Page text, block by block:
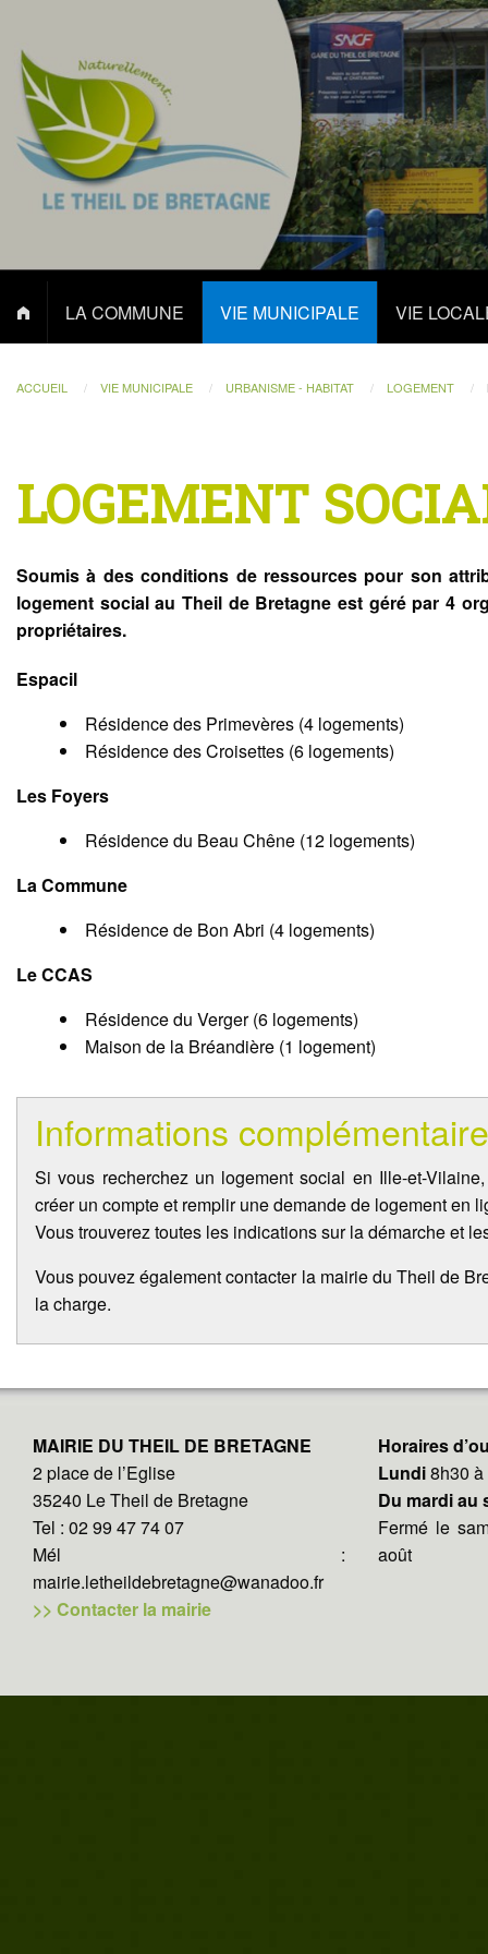
LA COMMUNE VIE MUNICIPALE VIE
ACCUEIL VIE MUNICIPALE URBANISME - HABITAT LOGEMENT
LOGEMENT
Soumis à des conditions de ressources pour son
logement social au Theil de Bretagne est géré par 4
propriétaires.
Espacil
Résidence des Primevères (4 logements)
Résidence des Croisettes (6 logements)
Les Foyers
Résidence du Beau Chêne (12 logements)
La Commune
Résidence de Bon Abri (4 logements)
Le CCAS
Résidence du Verger (6 logements)
Maison de la Bréandière (1 logement)
Informations
Si vous recherchez un logement social en Ille-et-
créer un compte et remplir une demande de logement en
Vous trouverez toutes les indications sur la démarche et
Vous pouvez également contacter la mairie du Theil de
la charge.
MAIRIE DU THEIL DE BRETAGNE
2 place de l’Eglise
35240 Le Theil de Bretagne
Tel : 02 99 47 74 07
Mél :
mairie.letheildebretagne@wanadoo.fr
>> Contacter la mairie
Horaires
Lundi8h30
Du mardi au
Fermé le
août